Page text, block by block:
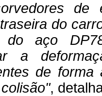
de
do
aço
a
de
,